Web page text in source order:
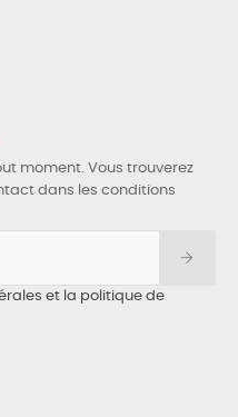
moment. Vous trouverez
dans les conditions
et la politique de